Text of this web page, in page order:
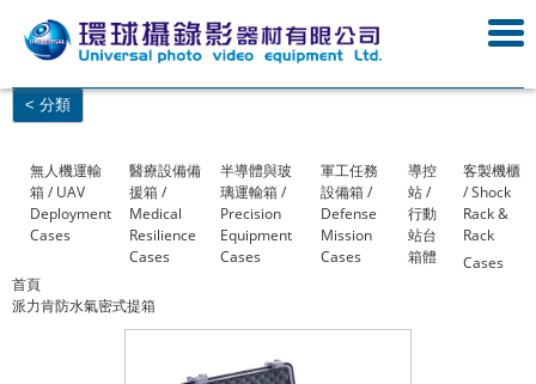
< 分類
無人機運輸
箱 / UAV
Deployment
Cases
醫療設備備
援箱 /
Medical
Resilience
Cases
半導體與玻
璃運輸箱 /
Precision
Equipment
Cases
軍工任務
設備箱 /
Defense
Mission
Cases
導控
站 /
行動
站台
箱體
客製機櫃
/ Shock
Rack &
Rack
Cases
首頁
派力肯防水氣密式提箱